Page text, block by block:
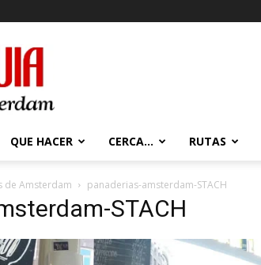
QUE HACER CERCA… RUTAS
de Amsterdam panaderias-amsterdam-STACH
STACH